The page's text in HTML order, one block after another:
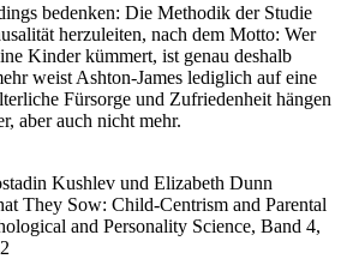
bedenken: Die Methodik der Studie
herzuleiten, nach dem Motto: Wer
Kinder kümmert, ist genau deshalb
weist Ashton-James lediglich auf eine
Fürsorge und Zufriedenheit hängen
aber auch nicht mehr.
Kushlev und Elizabeth Dunn
They Sow: Child-Centrism and Parental
and Personality Science, Band 4,